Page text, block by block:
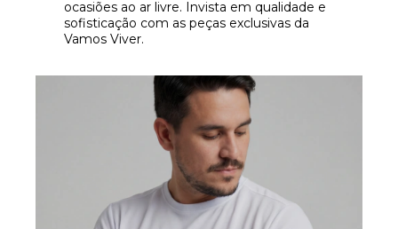
ocasiões ao ar livre. Invista em qualidade e
sofisticação com as peças exclusivas da
Vamos Viver.